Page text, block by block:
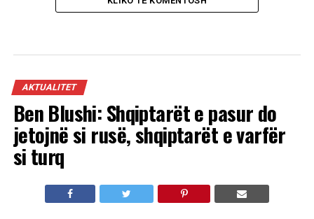
AKTUALITET
Ben Blushi: Shqiptarët e pasur do
jetojnë si rusë, shqiptarët e varfër
si turq